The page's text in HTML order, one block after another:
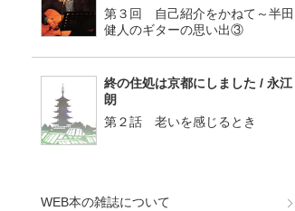
第３回 自己紹介をかねて～半田
健人のギターの思い出③
終の住処は京都にしました / 永江
朗
第２話 老いを感じるとき
WEB本の雑誌について